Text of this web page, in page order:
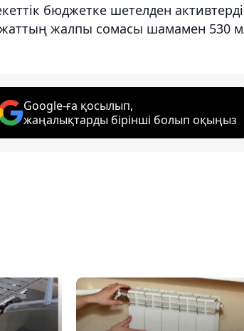
бюджетке шетелден активтерді
жалпы сомасы шамамен 530
Google-ға қосылып,
жаңалықтарды бірінші болып оқыңыз